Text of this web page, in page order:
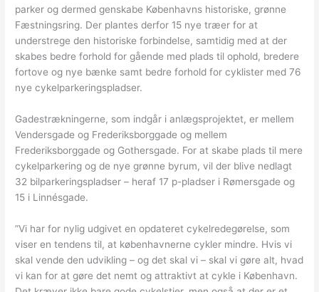
parker og dermed genskabe Københavns historiske, grønne
Fæstningsring. Der plantes derfor 15 nye træer for at
understrege den historiske forbindelse, samtidig med at der
skabes bedre forhold for gående med plads til ophold, bredere
fortove og nye bænke samt bedre forhold for cyklister med 76
nye cykelparkeringspladser.
Gadestrækningerne, som indgår i anlægsprojektet, er mellem
Vendersgade og Frederiksborggade og mellem
Frederiksborggade og Gothersgade. For at skabe plads til mere
cykelparkering og de nye grønne byrum, vil der blive nedlagt
32 bilparkeringspladser – heraf 17 p-pladser i Rømersgade og
15 i Linnésgade.
”Vi har for nylig udgivet en opdateret cykelredegørelse, som
viser en tendens til, at københavnerne cykler mindre. Hvis vi
skal vende den udvikling – og det skal vi – skal vi gøre alt, hvad
vi kan for at gøre det nemt og attraktivt at cykle i København.